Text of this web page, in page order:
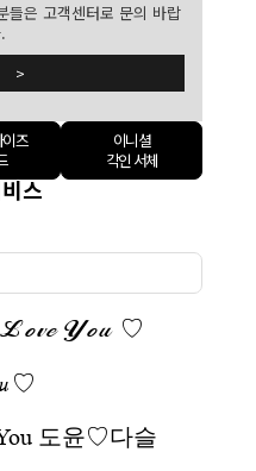
들은 고객센터로 문의 바랍
>
즈
이니셜
각인 서체
스
You ♡
♡
도윤♡다슬